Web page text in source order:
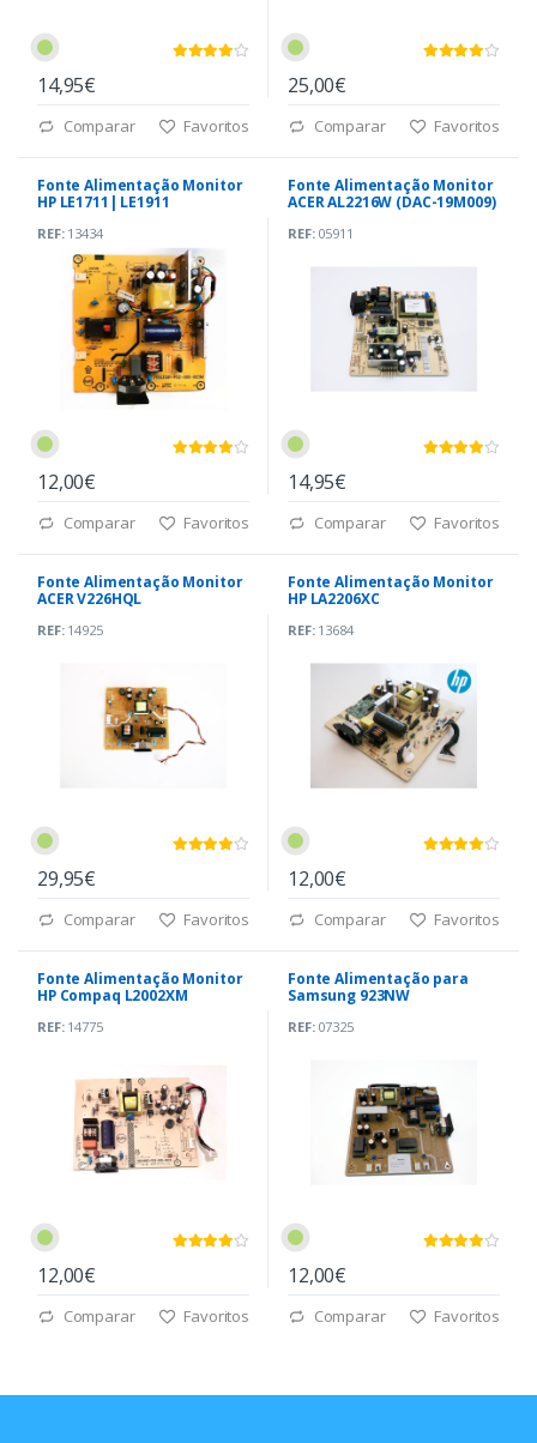
14,95€
Comparar Favoritos
25,00€
Comparar Favoritos
Fonte Alimentação Monitor
HP LE1711| LE1911
REF:13434
12,00€
Comparar Favoritos
Fonte Alimentação Monitor
ACER AL2216W (DAC-19M009)
REF:05911
14,95€
Comparar Favoritos
Fonte Alimentação Monitor
ACER V226HQL
REF:14925
29,95€
Comparar Favoritos
Fonte Alimentação Monitor
HP LA2206XC
REF:13684
12,00€
Comparar Favoritos
Fonte Alimentação Monitor
HP Compaq L2002XM
REF:14775
12,00€
Comparar Favoritos
Fonte Alimentação para
Samsung 923NW
REF:07325
12,00€
Comparar Favoritos